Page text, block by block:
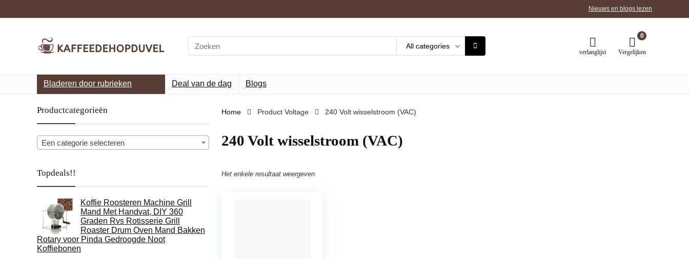
Nieuws en blogs lezen
Search
for:
All categories
verlanglijst
0
Vergelijken
Bladeren door rubrieken Deal van de dag Blogs
Productcategorieën
Een categorie selecteren
Topdeals!!
Koffie Roosteren Machine Grill
Mand Met Handvat, DIY 360
Graden Rvs Rotisserie Grill
Roaster Drum Oven Mand Bakken
Rotary voor Pinda Gedroogde Noot
Koffiebonen
Home Product Voltage ‎240 Volt wisselstroom (VAC)
‎240 Volt wisselstroom (VAC)
Het enkele resultaat weergeven